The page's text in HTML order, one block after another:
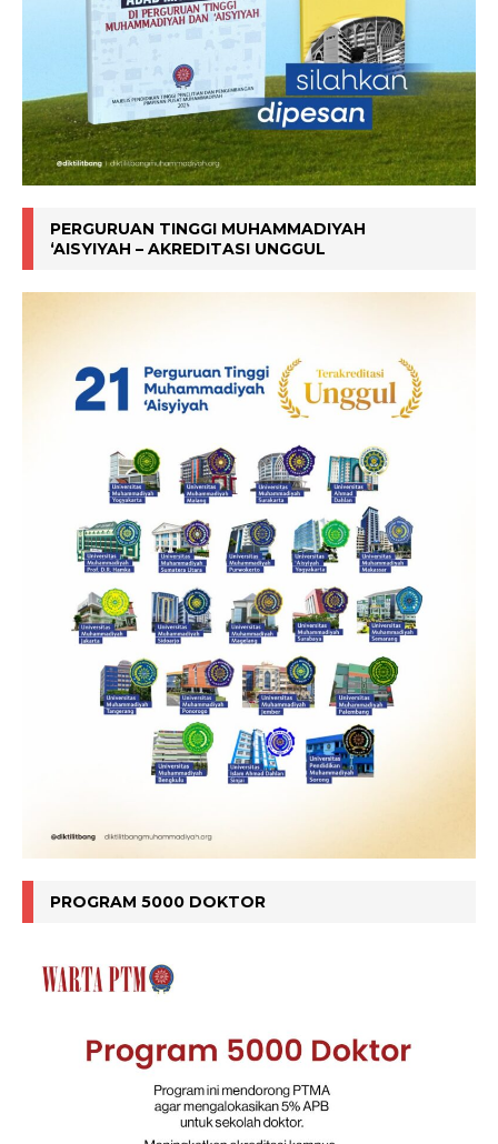
PERGURUAN TINGGI MUHAMMADIYAH
‘AISYIYAH – AKREDITASI UNGGUL
PROGRAM 5000 DOKTOR